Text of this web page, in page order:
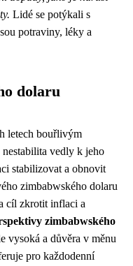
Lidé se potýkali s
potraviny, léky a
dolaru
letech bouřlivým
vedly k jeho
stabilizovat a obnovit
zimbabwského dolaru
cíl zkrotit inflaci a
zimbabwského
vysoká a důvěra v měnu
pro každodenní